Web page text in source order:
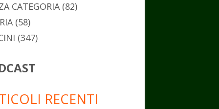
CATEGORIA(82)
(58)
(347)
RECENTI